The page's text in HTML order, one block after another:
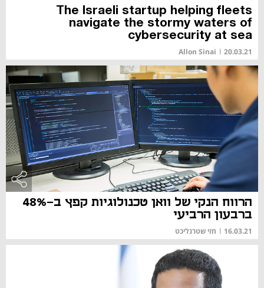
The Israeli startup helping fleets
navigate the stormy waters of
cybersecurity at sea
20.03.21
|
Allon Sinai
הרווח הנקי של וואן טכנולוגיות קפץ ב-48%
ברבעון הרביעי
16.03.21
| חזי שטרנליכט